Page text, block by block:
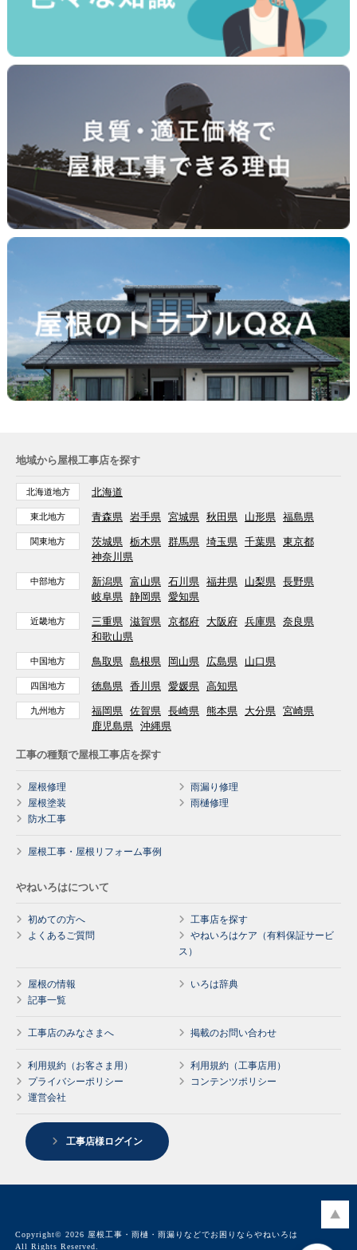
地域から屋根工事店を探す
北海道地方 北海道
東北地方 青森県 岩手県 宮城県 秋田県 山形県 福島県
関東地方 茨城県 栃木県 群馬県 埼玉県 千葉県 東京都
神奈川県
中部地方 新潟県 富山県 石川県 福井県 山梨県 長野県
岐阜県 静岡県 愛知県
近畿地方 三重県 滋賀県 京都府 大阪府 兵庫県 奈良県
和歌山県
中国地方 鳥取県 島根県 岡山県 広島県 山口県
四国地方 徳島県 香川県 愛媛県 高知県
九州地方 福岡県 佐賀県 長崎県 熊本県 大分県 宮崎県
鹿児島県 沖縄県
工事の種類で屋根工事店を探す
屋根修理
雨漏り修理
屋根塗装
雨樋修理
防水工事
屋根工事・屋根リフォーム事例
やねいろはについて
初めての方へ
工事店を探す
よくあるご質問
やねいろはケア（有料保証サービ
ス）
屋根の情報
いろは辞典
記事一覧
工事店のみなさまへ 掲載のお問い合わせ
利用規約（お客さま用）
利用規約（工事店用）
プライバシーポリシー
コンテンツポリシー
運営会社
工事店様ログイン
Copyright© 2026 屋根工事・雨樋・雨漏りなどでお困りならやねいろは
All Rights Reserved.